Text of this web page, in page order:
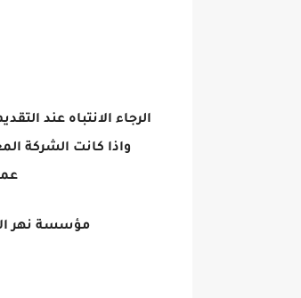
واذا كانت الشركة
مؤسسة نهر